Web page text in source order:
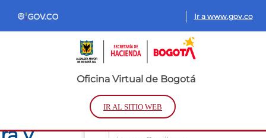
Ir a www.gov.co
Oficina Virtual de Bogotá
IR AL SITIO WEB
Inicio de sesión
Los campos marcados con
(*) son obligatorios
Correo electrónico